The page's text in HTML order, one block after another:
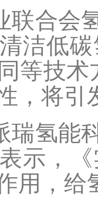
联合会
洁低
等技
，将引
瑞氢能
示，
用，给